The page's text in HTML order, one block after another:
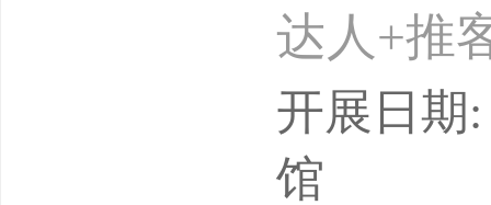
达人+推
24-26日
会介绍
开展日期
馆